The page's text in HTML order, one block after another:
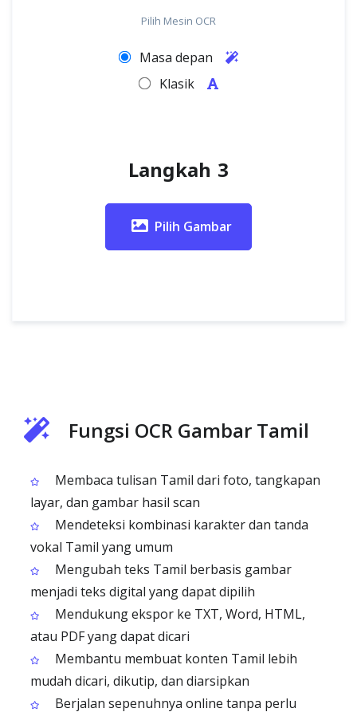
Pilih Mesin OCR
Masa depan
Klasik
Langkah 3
Pilih Gambar
Fungsi OCR Gambar Tamil
Membaca tulisan Tamil dari foto, tangkapan
layar, dan gambar hasil scan
Mendeteksi kombinasi karakter dan tanda
vokal Tamil yang umum
Mengubah teks Tamil berbasis gambar
menjadi teks digital yang dapat dipilih
Mendukung ekspor ke TXT, Word, HTML,
atau PDF yang dapat dicari
Membantu membuat konten Tamil lebih
mudah dicari, dikutip, dan diarsipkan
Berjalan sepenuhnya online tanpa perlu